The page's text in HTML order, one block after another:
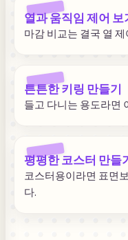
열과 움직임 제어 보
마감 비교는 결국 열
튼튼한 키링 만들기
들고 다니는 용도라면
평평한 코스터 만들
코스터용이라면 표면
다.